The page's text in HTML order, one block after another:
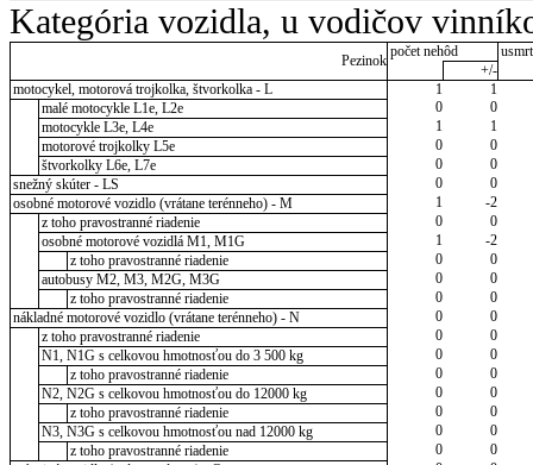
Kategória vozidla, u vodičov
Pezinok
počet nehôd
+/-
motocykel, motorová trojkolka, štvorkolka - L
1
1
malé motocykle L1e, L2e
0
0
motocykle L3e, L4e
1
1
motorové trojkolky L5e
0
0
štvorkolky L6e, L7e
0
0
snežný skúter - LS
0
0
osobné motorové vozidlo (vrátane terénneho) - M
1
-2
z toho pravostranné riadenie
0
0
osobné motorové vozidlá M1, M1G
1
-2
z toho pravostranné riadenie
0
0
autobusy M2, M3, M2G, M3G
0
0
z toho pravostranné riadenie
0
0
nákladné motorové vozidlo (vrátane terénneho) - N
0
0
z toho pravostranné riadenie
0
0
N1, N1G s celkovou hmotnosťou do 3 500 kg
0
0
z toho pravostranné riadenie
0
0
N2, N2G s celkovou hmotnosťou do 12000 kg
0
0
z toho pravostranné riadenie
0
0
N3, N3G s celkovou hmotnosťou nad 12000 kg
0
0
z toho pravostranné riadenie
0
0